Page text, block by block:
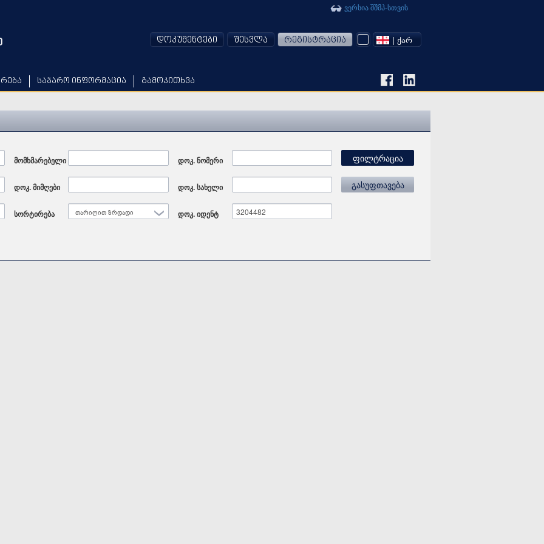
საჯარო ინფორმაცია გამოკითხვა
ვერსია შშმპ-სთვის
დოკუმენტები შესვლა რეგისტრაცია | ᲥᲐᲠ
მომხმარებელი დოკ. ნომერი ფილტრაცია
დოკ. მიმღები დოკ. სახელი გასუფთავება
სორტირება თარიღით ზრდადი დოკ. იდენტ